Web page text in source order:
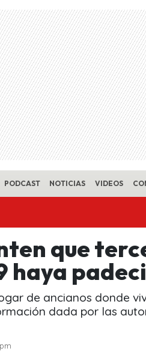
PODCAST NOTICIAS VIDEOS
que
haya
de ancianos donde
dada por las